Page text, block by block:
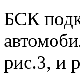
БСК
рис.3, и